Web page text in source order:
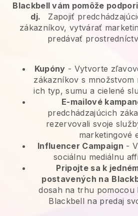
Blackbell vám pomôže
dj.
Zapojiť
zákazníkov, vytvárať
predávať
Kupóny - Vytvorte
zákazníkov s množstvom
ich typ, sumu a cielené
E-mailové
predchádzajúcich
rezervovali svoje
marketingové
Influencer Campaign -
sociálnu mediálnu
Pripojte sa k
postavených na
dosah na trhu
Blackbell na predaj